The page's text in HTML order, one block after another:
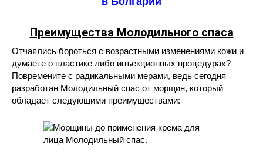
Преимущества Молодильного спаса
Отчаялись бороться с возрастными изменениями кожи и
думаете о пластике либо инъекционных процедурах?
Повремените с радикальными мерами, ведь сегодня
разработан Молодильный спас от морщин, который
обладает следующими преимуществами: